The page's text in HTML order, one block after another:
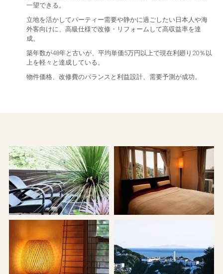
一望できる。
立地を活かしてパーティー需要や静かに過ごしたい日本人や海
外客向けに、高級仕様で改修・リフォームして高収益率を達
成。
築年数が48年と古いが、平均単価5万円以上で現在利廻り20％以
上を軽々と達成している。
物件価格、改修費のバランスと利益設計、需要予測が成功。